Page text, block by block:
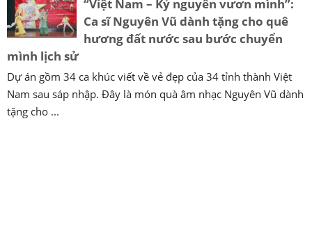
“Việt Nam – Kỷ nguyên vươn mình”:
Ca sĩ Nguyên Vũ dành tặng cho quê
hương đất nước sau bước chuyển
mình lịch sử
Dự án gồm 34 ca khúc viết về vẻ đẹp của 34 tỉnh thành Việt
Nam sau sáp nhập. Đây là món quà âm nhạc Nguyên Vũ dành
tặng cho ...